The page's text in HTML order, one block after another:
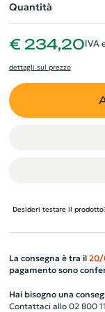
Quantità
€ 234,20IVA
dettagli sul prezzo
Desideri testare il
La consegna è tra il 20/
pagamento sono
Hai bisogno una
Contattaci allo 02 800